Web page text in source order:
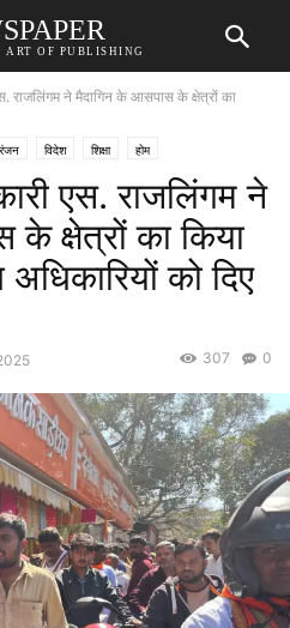
ART OF PUBLISHING
राजलिंगम ने मैदागिन के आसपास के क्षेत्रों का
विदेश शिक्षा होम
एस. राजलिंगम ने
क्षेत्रों का किया
को दिए
0
307